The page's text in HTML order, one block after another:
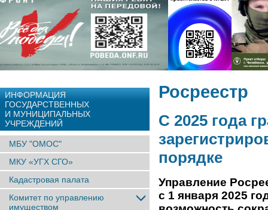
ИНФОРМАЦИЯ
ГОСУДАРСТВЕННЫХ
И МУНИЦИПАЛЬНЫХ
УЧРЕЖДЕНИЙ
МБУ "ОМОС"
МКУ «УГХ СГО»
Кадастровая палата
Комитет по управлению
имуществом
Росреестр
С 2025 года
порядке
Управление
с 1 января 2025